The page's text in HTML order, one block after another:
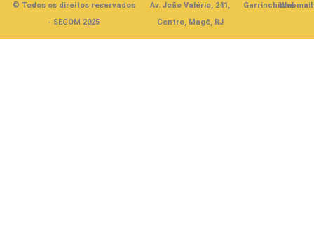
© Todos os direitos reservados
- SECOM 2025
Av. João Valério, 241,
Centro, Magé, RJ
GarrinchinhaWebmail